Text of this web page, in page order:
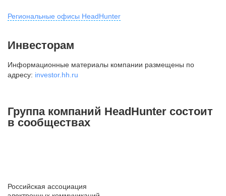
Региональные офисы HeadHunter
внутригородская территория
Муниципальный округ Тверской,
2-я Брестская ул., д. 48,
+7 495 980-64-27
ул. Жуковского, д. 19, особняк
Инвесторам
Информационные материалы компании размещены по
адресу: investor.hh.ru
Группа компаний HeadHunter состоит
в сообществах
Российская ассоциация